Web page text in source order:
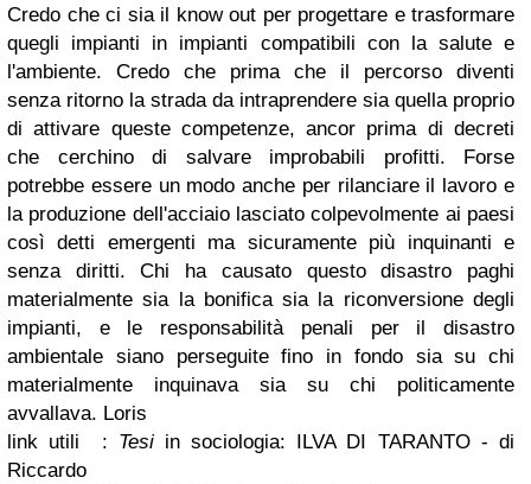
Credo che ci sia il know out per progettare e trasformare
quegli impianti in impianti compatibili con la salute e
l'ambiente. Credo che prima che il percorso diventi
senza ritorno la strada da intraprendere sia quella proprio
di attivare queste competenze, ancor prima di decreti
che cerchino di salvare improbabili profitti. Forse
potrebbe essere un modo anche per rilanciare il lavoro e
la produzione dell'acciaio lasciato colpevolmente ai paesi
così detti emergenti ma sicuramente più inquinanti e
senza diritti. Chi ha causato questo disastro paghi
materialmente sia la bonifica sia la riconversione degli
impianti, e le responsabilità penali per il disastro
ambientale siano perseguite fino in fondo sia su chi
materialmente inquinava sia su chi politicamente
avvallava. Loris
link utili : Tesiin sociologia: ILVA DI TARANTO - di
Riccardo